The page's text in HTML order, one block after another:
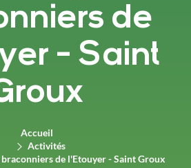
de
- Saint
Accueil
Activités
braconniers de l'Etouyer - Saint Groux